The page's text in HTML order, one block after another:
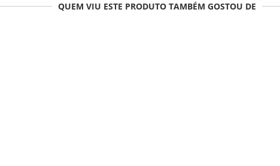
QUEM VIU ESTE PRODUTO TAMBÉM GOSTOU DE